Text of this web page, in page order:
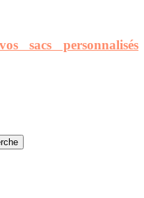
sacs personnalisés